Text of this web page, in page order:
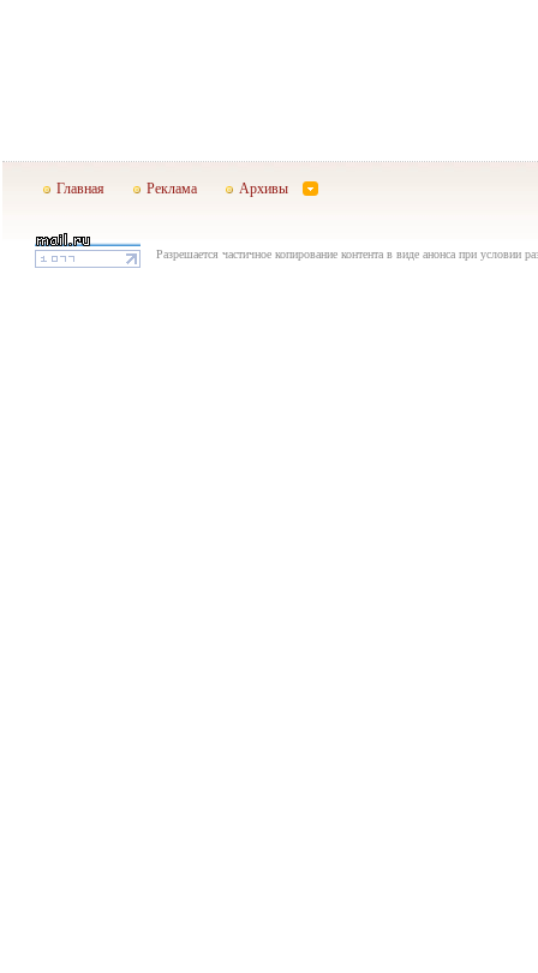
Главная Реклама Архивы
Разрешается частичное копирование контента в виде анонса при условии